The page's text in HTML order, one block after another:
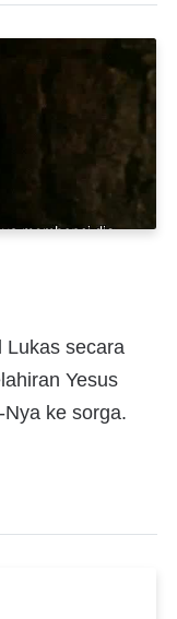
Lukas secara
Yesus
ke sorga.